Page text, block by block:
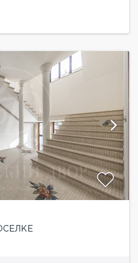
гостиная с камином,